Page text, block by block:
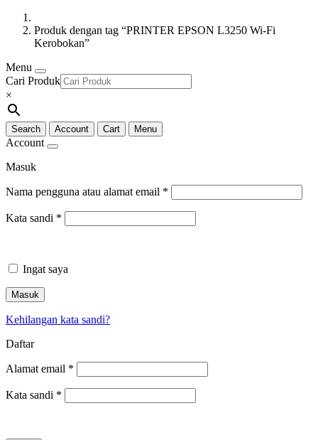
Produk dengan tag “PRINTER EPSON L3250 Wi-Fi
Kerobokan”
Menu
Cari Produk
×
Search Account Cart Menu
Account
Masuk
Nama pengguna atau alamat email *
Kata sandi *
Ingat saya
Masuk
Kehilangan kata sandi?
Daftar
Alamat email *
Kata sandi *